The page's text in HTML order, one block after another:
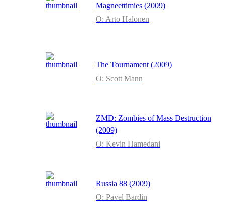
Magneettimies (2009)
O: Arto Halonen
The Tournament (2009)
O: Scott Mann
ZMD: Zombies of Mass Destruction
(2009)
O: Kevin Hamedani
Russia 88 (2009)
O: Pavel Bardin